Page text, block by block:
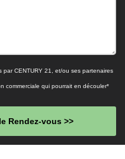
CENTURY 21, et/ou ses partenaires
commerciale qui pourrait en découler*
Rendez-vous >>